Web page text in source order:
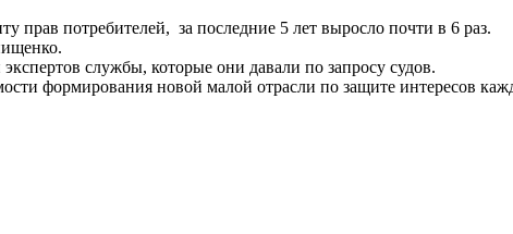
прав потребителей, за последние 5 лет выросло почти в 6 раз.
службы, которые они давали по запросу судов.
формирования новой малой отрасли по защите интересов